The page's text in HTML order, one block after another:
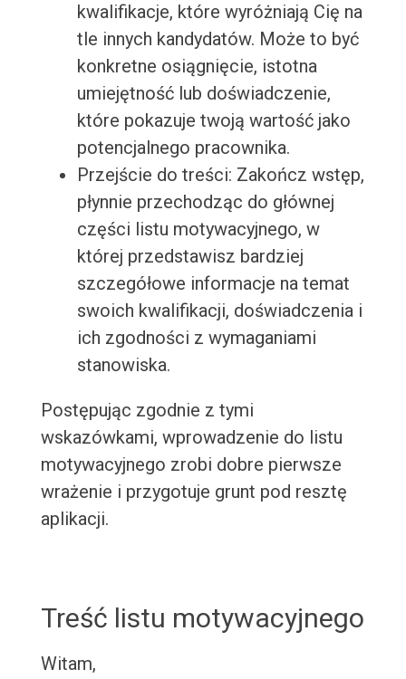
kwalifikacje, które wyróżniają Cię na
tle innych kandydatów. Może to być
konkretne osiągnięcie, istotna
umiejętność lub doświadczenie,
które pokazuje twoją wartość jako
potencjalnego pracownika.
Przejście do treści: Zakończ wstęp,
płynnie przechodząc do głównej
części listu motywacyjnego, w
której przedstawisz bardziej
szczegółowe informacje na temat
swoich kwalifikacji, doświadczenia i
ich zgodności z wymaganiami
stanowiska.
Postępując zgodnie z tymi
wskazówkami, wprowadzenie do listu
motywacyjnego zrobi dobre pierwsze
wrażenie i przygotuje grunt pod resztę
aplikacji.
Treść listu motywacyjnego
Witam,